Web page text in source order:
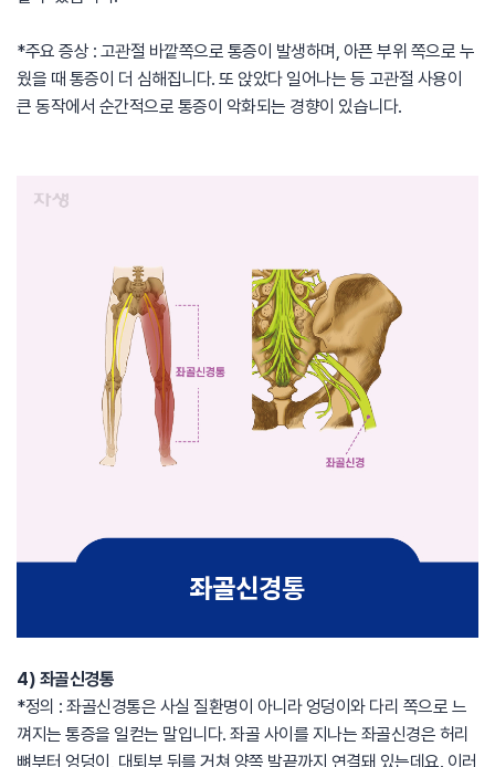
*주요 증상 : 고관절 바깥쪽으로 통증이 발생하며, 아픈 부위 쪽으로 누
웠을 때 통증이 더 심해집니다. 또 앉았다 일어나는 등 고관절 사용이
큰 동작에서 순간적으로 통증이 악화되는 경향이 있습니다.
4) 좌골신경통
*정의 : 좌골신경통은 사실 질환명이 아니라 엉덩이와 다리 쪽으로 느
껴지는 통증을 일컫는 말입니다. 좌골 사이를 지나는 좌골신경은 허리
뼈부터 엉덩이, 대퇴부 뒤를 거쳐 양쪽 발끝까지 연결돼 있는데요. 이러